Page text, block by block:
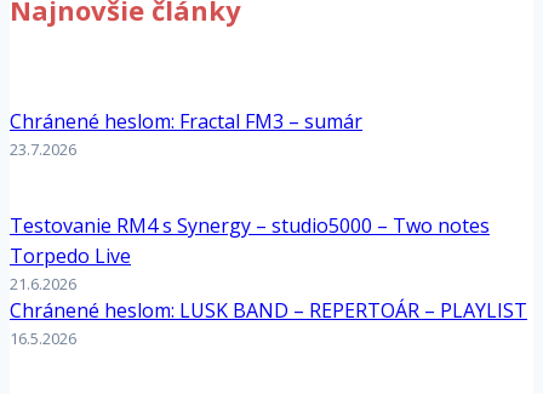
Najnovšie články
Chránené heslom: Fractal FM3 – sumár
23.7.2026
Testovanie RM4 s Synergy – studio5000 – Two notes
Torpedo Live
21.6.2026
Chránené heslom: LUSK BAND – REPERTOÁR – PLAYLIST
16.5.2026